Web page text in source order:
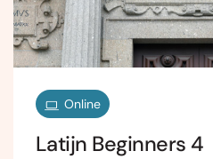
Online
Latijn Beginners 4